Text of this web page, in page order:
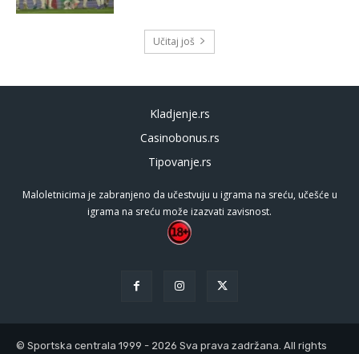
Učitaj još
Kladjenje.rs
Casinobonus.rs
Tipovanje.rs
Maloletnicima je zabranjeno da učestvuju u igrama na sreću, učešće u
igrama na sreću može izazvati zavisnost.
© Sportska centrala 1999 - 2026 Sva prava zadržana. All rights